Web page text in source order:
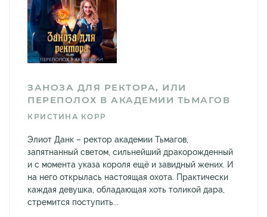
ЗАНОЗА ДЛЯ РЕКТОРА, ИЛИ
ПЕРЕПОЛОХ В АКАДЕМИИ ТЬМАГОВ
КРИСТИНА КОРР
Элиот Данк – ректор академии Тьмагов,
запятнанный светом, сильнейший дракорожденный
и с момента указа короля ещё и завидный жених. И
на него открылась настоящая охота. Практически
каждая девушка, обладающая хоть толикой дара,
стремится поступить...